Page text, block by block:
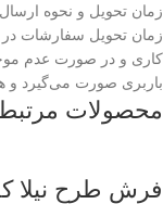
زمان تحویل و نحوه ارسال
باربری صورت می‌گیرد و
محصولات
فرش طرح نیلا کد